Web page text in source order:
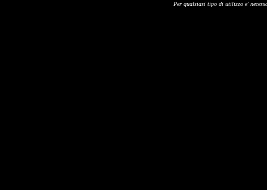
Per qualsiasi tipo di utilizzo e'